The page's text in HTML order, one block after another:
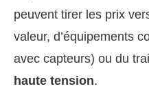
peuvent tirer les prix
valeur, d’équipements
avec capteurs) ou du
haute tension.